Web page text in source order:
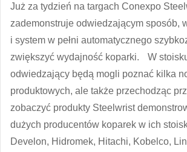
Już za tydzień na targach Conexpo
zademonstruje odwiedzającym sposób,
i system w pełni automatycznego
zwiększyć wydajność koparki. W
odwiedzający będą mogli poznać kilka
produktowych, ale także przechodząc
zobaczyć produkty Steelwrist
dużych producentów koparek w ich
Develon, Hidromek, Hitachi, Kobelco,